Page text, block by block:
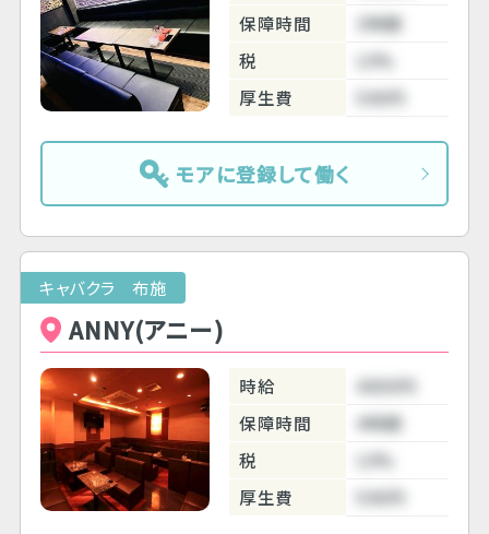
保障時間
3時間
税
10%
厚生費
500円
モアに登録して働く
キャバクラ 布施
ANNY(アニー)
時給
4000円
保障時間
4時間
税
10%
厚生費
500円